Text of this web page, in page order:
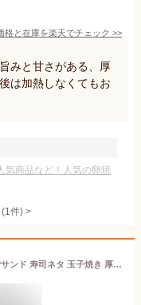
格と在庫を楽天でチェック >>
みと甘さがある、厚
は加熱しなくてもお
気商品など！人気の卵焼
(1件) >
燦宝夢 厚焼たまご甘口 300g冷蔵 たまごサンド 寿司ネタ 玉子焼き 厚焼き玉子 卵 たまご焼き 玉子焼き ノーカット フリーカット 甘口 甘い お弁当 おつまみ 朝食 昼食 夕食 簡単 便利 時短 業務用 家庭用 大容量 お買い得